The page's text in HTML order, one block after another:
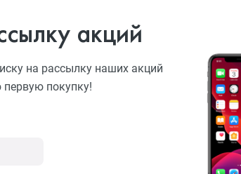
акций
на рассылку наших акций
первую покупку!